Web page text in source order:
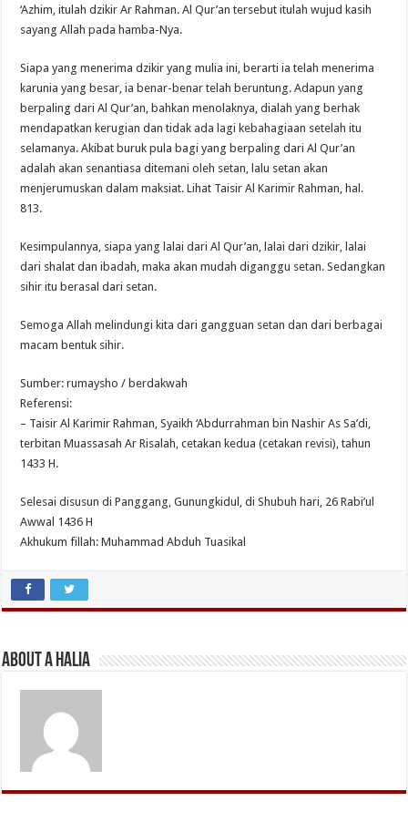
‘Azhim, itulah dzikir Ar Rahman. Al Qur’an tersebut itulah wujud kasih
sayang Allah pada hamba-Nya.
Siapa yang menerima dzikir yang mulia ini, berarti ia telah menerima
karunia yang besar, ia benar-benar telah beruntung. Adapun yang
berpaling dari Al Qur’an, bahkan menolaknya, dialah yang berhak
mendapatkan kerugian dan tidak ada lagi kebahagiaan setelah itu
selamanya. Akibat buruk pula bagi yang berpaling dari Al Qur’an
adalah akan senantiasa ditemani oleh setan, lalu setan akan
menjerumuskan dalam maksiat. Lihat Taisir Al Karimir Rahman, hal.
813.
Kesimpulannya, siapa yang lalai dari Al Qur’an, lalai dari dzikir, lalai
dari shalat dan ibadah, maka akan mudah diganggu setan. Sedangkan
sihir itu berasal dari setan.
Semoga Allah melindungi kita dari gangguan setan dan dari berbagai
macam bentuk sihir.
Sumber: rumaysho / berdakwah
Referensi:
– Taisir Al Karimir Rahman, Syaikh ‘Abdurrahman bin Nashir As Sa’di,
terbitan Muassasah Ar Risalah, cetakan kedua (cetakan revisi), tahun
1433 H.
Selesai disusun di Panggang, Gunungkidul, di Shubuh hari, 26 Rabi’ul
Awwal 1436 H
Akhukum fillah: Muhammad Abduh Tuasikal
About A Halia